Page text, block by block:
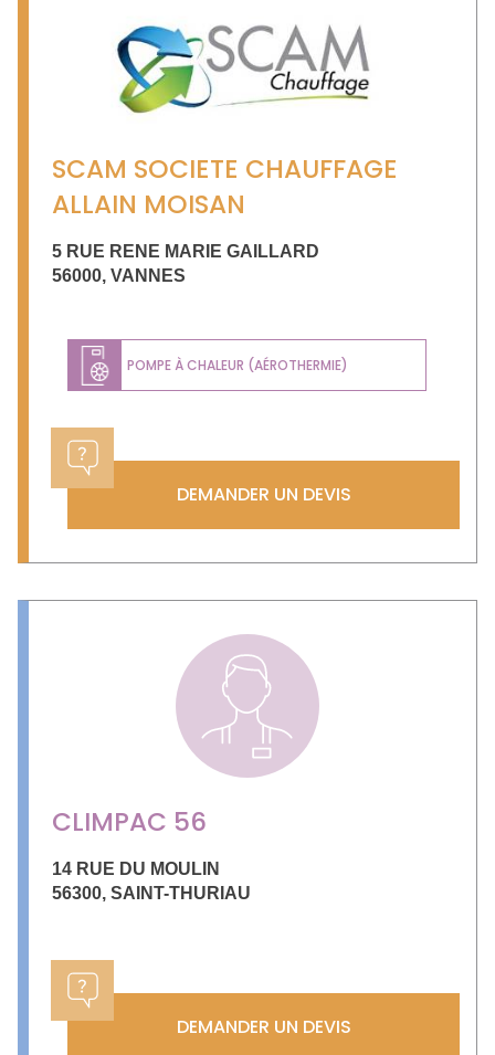
SCAM SOCIETE CHAUFFAGE
ALLAIN MOISAN
5 RUE RENE MARIE GAILLARD
56000, VANNES
POMPE À CHALEUR (AÉROTHERMIE)
DEMANDER UN DEVIS
CLIMPAC 56
14 RUE DU MOULIN
56300, SAINT-THURIAU
DEMANDER UN DEVIS